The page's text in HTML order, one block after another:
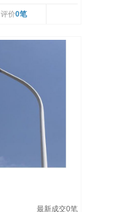
评价0笔
最新成交0笔